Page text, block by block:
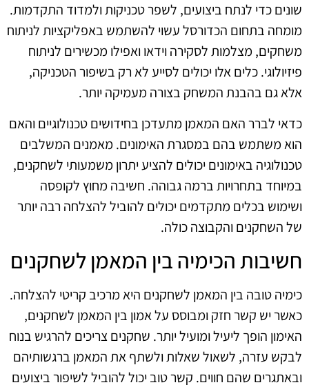
שונים כדי לנתח ביצועים, לשפר טכניקות ולמדוד התקדמות.
מומחה בתחום הכדורסל עשוי להשתמש באפליקציות לניתוח
משחקים, מצלמות לסקירה וידאו ואפילו מכשירים לניתוח
פיזיולוגי. כלים אלו יכולים לסייע לא רק בשיפור הטכניקה,
אלא גם בהבנת המשחק בצורה מעמיקה יותר.
כדאי לברר האם המאמן מתעדכן בחידושים טכנולוגיים והאם
הוא משתמש בהם במסגרת האימונים. מאמנים המשלבים
טכנולוגיה באימונים יכולים להציע יתרון משמעותי לשחקנים,
במיוחד בתחרויות ברמה גבוהה. חשיבה מחוץ לקופסה
ושימוש בכלים מתקדמים יכולים להוביל להצלחה רבה יותר
של השחקנים והקבוצה כולה.
חשיבות הכימיה בין המאמן לשחקנים
כימיה טובה בין המאמן לשחקנים היא מרכיב קריטי להצלחה.
כאשר יש קשר חזק ומבוסס על אמון בין המאמן לשחקנים,
האימון הופך ליעיל ומועיל יותר. שחקנים צריכים להרגיש בנוח
לבקש עזרה, לשאול שאלות ולשתף את המאמן ברגשותיהם
ובאתגרים שהם חווים. קשר טוב יכול להוביל לשיפור ביצועים